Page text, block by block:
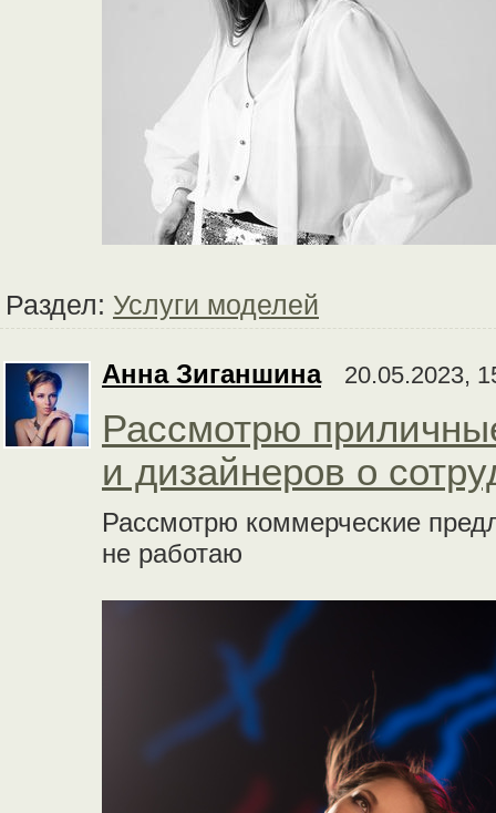
Раздел: Услуги моделей
Анна Зиганшина 20.05.2023,
Рассмотрю
и дизайнеров о
Рассмотрю коммерческие
не работаю